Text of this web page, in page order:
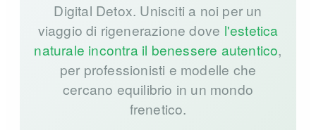
Digital Detox. Unisciti a noi per un
viaggio di rigenerazione dove l'estetica
naturale incontra il benessere autentico,
per professionisti e modelle che
cercano equilibrio in un mondo
frenetico.